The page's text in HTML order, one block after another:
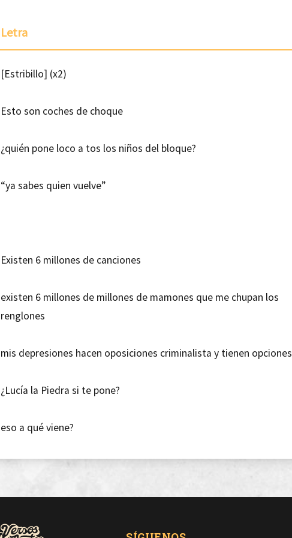
Letra
[Estribillo] (x2)
Esto son coches de choque
¿quién pone loco a tos los niños del bloque?
“ya sabes quien vuelve”
Existen 6 millones de canciones
existen 6 millones de millones de mamones que me chupan los
renglones
mis depresiones hacen oposiciones criminalista y tienen opciones
¿Lucía la Piedra si te pone?
eso a qué viene?
me preguntas? vaya mierda...